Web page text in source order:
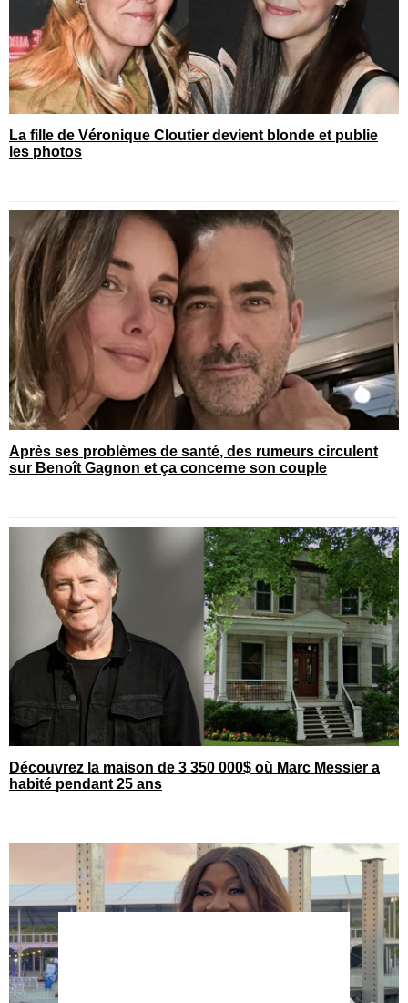
La fille de Véronique Cloutier devient blonde et publie
les photos
Après ses problèmes de santé, des rumeurs circulent
sur Benoît Gagnon et ça concerne son couple
Découvrez la maison de 3 350 000$ où Marc Messier a
habité pendant 25 ans